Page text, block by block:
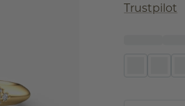
Trustpilot